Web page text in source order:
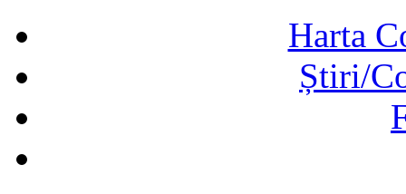
Harta
Știri/